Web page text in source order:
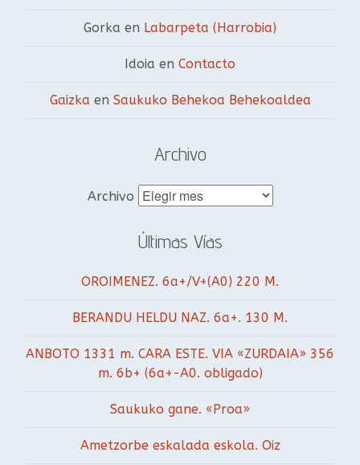
Gorka en Labarpeta (Harrobia)
Idoia en Contacto
Gaizka en Saukuko Behekoa Behekoaldea
Archivo
Archivo
Últimas Vías
OROIMENEZ. 6a+/V+(A0) 220 M.
BERANDU HELDU NAZ. 6a+. 130 M.
ANBOTO 1331 m. CARA ESTE. VIA «ZURDAIA» 356
m. 6b+ (6a+-A0. obligado)
Saukuko gane. «Proa»
Ametzorbe eskalada eskola. Oiz